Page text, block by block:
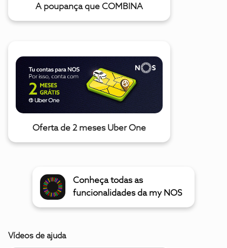
A poupança que COMBINA
Oferta de 2 meses Uber One
Conheça todas as
funcionalidades da my NOS
Vídeos de ajuda